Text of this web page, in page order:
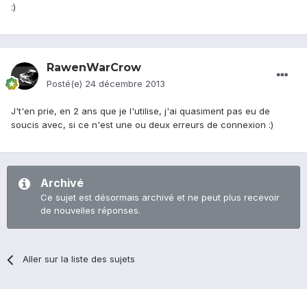
:)
RawenWarCrow
Posté(e) 24 décembre 2013
J't'en prie, en 2 ans que je l'utilise, j'ai quasiment pas eu de
soucis avec, si ce n'est une ou deux erreurs de connexion :)
Archivé
Ce sujet est désormais archivé et ne peut plus recevoir
de nouvelles réponses.
Aller sur la liste des sujets